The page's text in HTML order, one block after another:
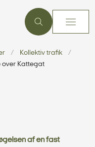
Kollektiv trafik
over Kattegat
af en fast